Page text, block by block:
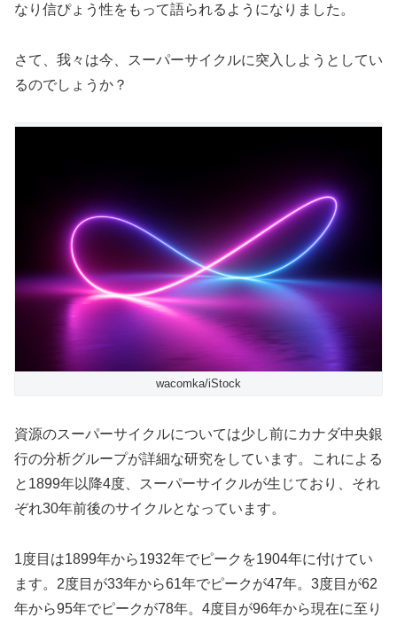
なり信ぴょう性をもって語られるようになりました。
さて、我々は今、スーパーサイクルに突入しようとしてい
るのでしょうか？
wacomka/iStock
資源のスーパーサイクルについては少し前にカナダ中央銀
行の分析グループが詳細な研究をしています。これによる
と1899年以降4度、スーパーサイクルが生じており、それ
ぞれ30年前後のサイクルとなっています。
1度目は1899年から1932年でピークを1904年に付けてい
ます。2度目が33年から61年でピークが47年。3度目が62
年から95年でピークが78年。4度目が96年から現在に至り